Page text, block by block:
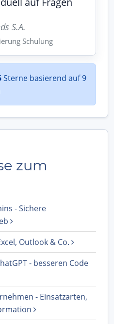
S.A.
Schulung
Sterne basierend auf 9
zum
- Sichere
Outlook & Co.
- besseren Code
- Einsatzarten,